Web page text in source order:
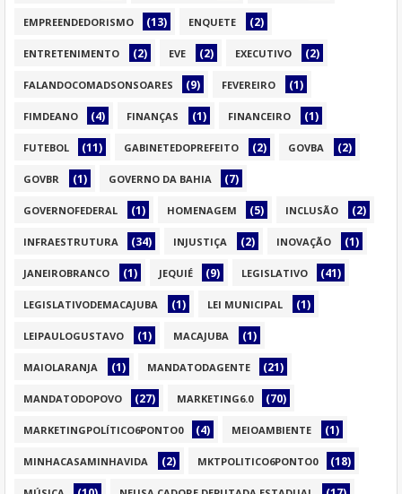
EMPREENDEDORISMO (13) ENQUETE (2)
ENTRETENIMENTO (2) EVE (2) EXECUTIVO (2)
FALANDOCOMADSONSOARES (9) FEVEREIRO (1)
FIMDEANO (4) FINANÇAS (1) FINANCEIRO (1)
FUTEBOL (11) GABINETEDOPREFEITO (2) GOVBA (2)
GOVBR (1) GOVERNO DA BAHIA (7)
GOVERNOFEDERAL (1) HOMENAGEM (5) INCLUSÃO (2)
INFRAESTRUTURA (34) INJUSTIÇA (2) INOVAÇÃO (1)
JANEIROBRANCO (1) JEQUIÉ (9) LEGISLATIVO (41)
LEGISLATIVODEMACAJUBA (1) LEI MUNICIPAL (1)
LEIPAULOGUSTAVO (1) MACAJUBA (1)
MAIOLARANJA (1) MANDATODAGENTE (21)
MANDATODOPOVO (27) MARKETING6.0 (70)
MARKETINGPOLÍTICO6PONTO0 (4) MEIOAMBIENTE (1)
MINHACASAMINHAVIDA (2) MKTPOLITICO6PONTO0 (18)